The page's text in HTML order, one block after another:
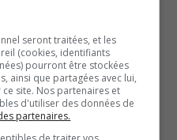
seront traitées, et les
(cookies, identifiants
pourront être stockées
ainsi que partagées avec lui,
site. Nos partenaires et
d'utiliser des données de
partenaires.